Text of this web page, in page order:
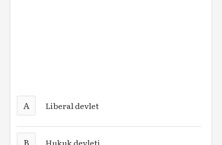
A Liberal devlet
B Hukuk devleti